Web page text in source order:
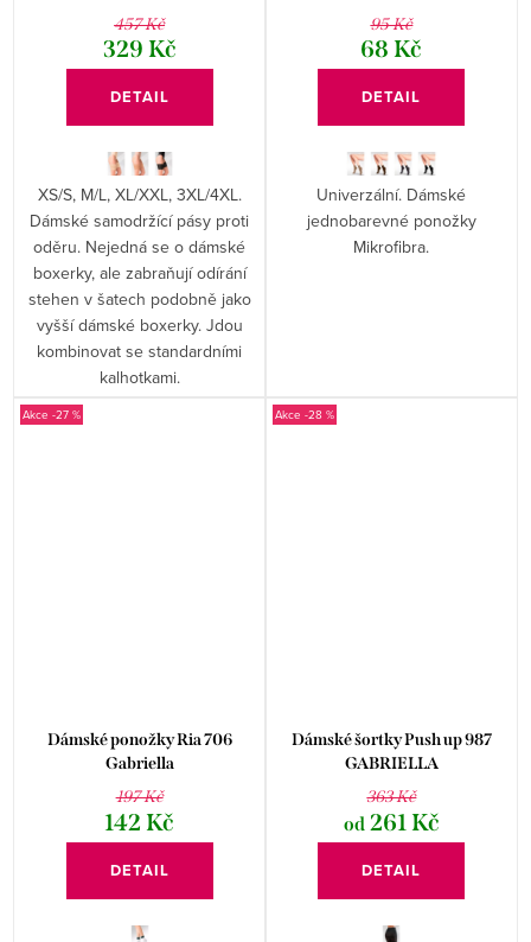
457 Kč
329 Kč
DETAIL
XS/S, M/L, XL/XXL, 3XL/4XL.
Dámské samodržící pásy proti
oděru. Nejedná se o dámské
boxerky, ale zabraňují odírání
stehen v šatech podobně jako
vyšší dámské boxerky. Jdou
kombinovat se standardními
kalhotkami.
95 Kč
68 Kč
DETAIL
Univerzální. Dámské
jednobarevné ponožky
Mikrofibra.
-27 %
Dámské ponožky Ria 706
Gabriella
197 Kč
142 Kč
DETAIL
-28 %
Dámské šortky Push up 987
GABRIELLA
363 Kč
od261 Kč
DETAIL